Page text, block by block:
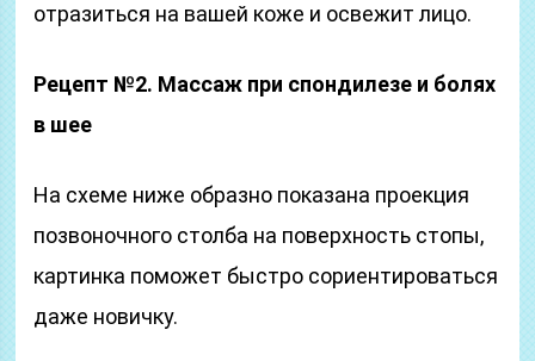
отразиться на вашей коже и освежит лицо.
Рецепт №2. Массаж при спондилезе и болях
в шее
На схеме ниже образно показана проекция
позвоночного столба на поверхность стопы,
картинка поможет быстро сориентироваться
даже новичку.